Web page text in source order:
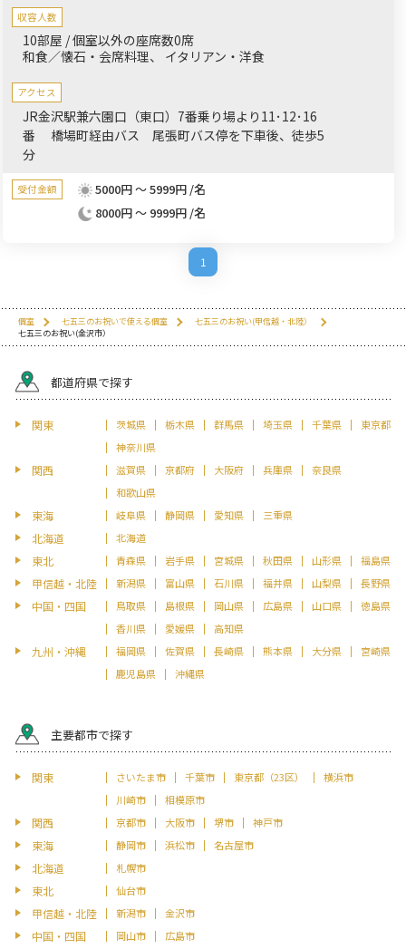
の拠点としても便利にご利用いただけます。両家の顔合わせ、お
誕生日祝い、長寿のお祝い、お子さまの成長祝い、大切な方との
特別な日にぴったりです。
収容人数
10部屋 / 個室以外の座席数0席
和食／懐石・会席料理
イタリアン・洋食
アクセス
JR金沢駅兼六園口（東口）7番乗り場より11･12･16
番 橋場町経由バス 尾張町バス停を下車後、徒歩5
分
受付金額
5000円 ～ 5999円 /名
8000円 ～ 9999円 /名
1
個室 七五三のお祝いで使える個室
七五三のお祝い(甲信越・北陸）
七五三のお祝い(金沢市）
都道府県で探す
関東 茨城県 栃木県 群馬県 埼玉県 千葉県
東京都
神奈川県
関西 滋賀県 京都府 大阪府 兵庫県
奈良県
和歌山県
東海 岐阜県 静岡県 愛知県 三重県
北海道 北海道
東北 青森県 岩手県 宮城県 秋田県 山形県 福島県
甲信越・北陸 新潟県 富山県 石川県 福井県 山梨県 長野県
中国・四国 鳥取県 島根県 岡山県 広島県 山口県
徳島県
香川県
愛媛県 高知県
九州・沖縄 福岡県 佐賀県 長崎県 熊本県 大分県
宮崎県
鹿児島県
沖縄県
主要都市で探す
関東 さいたま市 千葉市 東京都（23区）
横浜市
川崎市
相模原市
関西 京都市 大阪市 堺市 神戸市
東海 静岡市 浜松市 名古屋市
北海道 札幌市
東北 仙台市
甲信越・北陸 新潟市 金沢市
中国・四国 岡山市 広島市